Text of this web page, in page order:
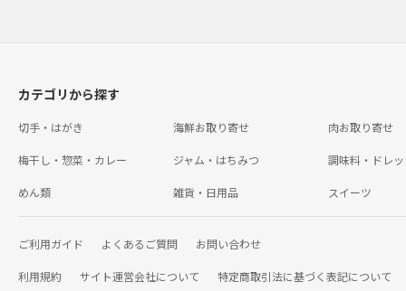
カテゴリから探す
切手・はがき 海鮮お取り寄せ 肉お取り寄せ
梅干し・惣菜・カレー ジャム・はちみつ 調味料・ドレ
めん類 雑貨・日用品 スイーツ
ご利用ガイド よくあるご質問 お問い合わせ
利用規約 サイト運営会社について 特定商取引法に基づく表記について